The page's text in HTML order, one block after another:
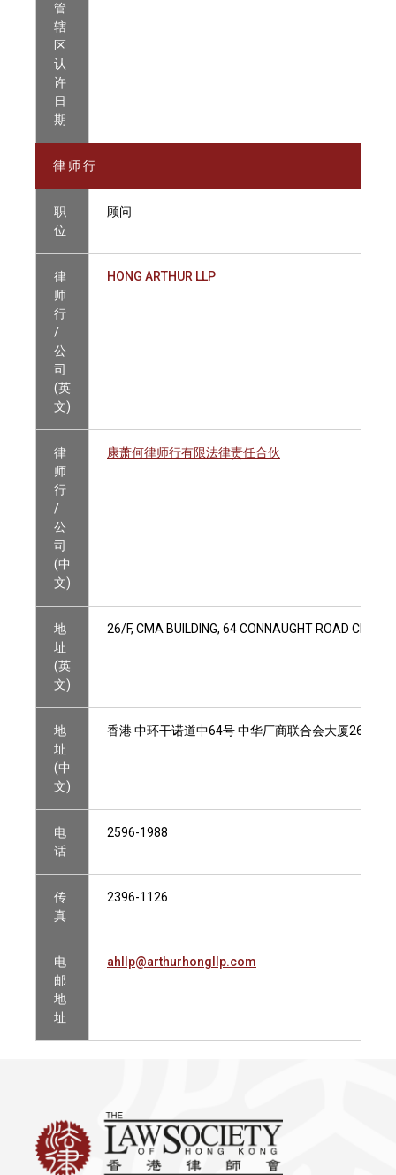
管
辖
区
认
许
日
期
律 师 行
职
位
顾问
律
师
行
/
公
司
(英
文)
HONG ARTHUR LLP
律
师
行
/
公
司
(中
文)
康萧何律师行有限法律责任合伙
地
址
(英
文)
26/F, CMA BUILDING, 64 CONNAUGHT ROAD
地
址
(中
文)
香港 中环干诺道中64号 中华厂商联合会大厦26楼
电
话
2596-1988
传
真
2396-1126
电
邮
地
址
ahllp@arthurhongllp.com